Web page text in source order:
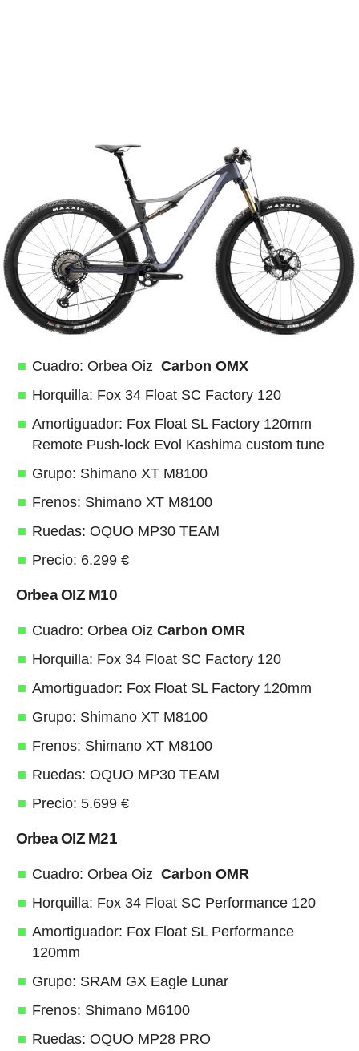
Cuadro: Orbea Oiz Carbon OMX
Horquilla: Fox 34 Float SC Factory 120
Amortiguador: Fox Float SL Factory 120mm
Remote Push-lock Evol Kashima custom tune
Grupo: Shimano XT M8100
Frenos: Shimano XT M8100
Ruedas: OQUO MP30 TEAM
Precio: 6.299 €
Orbea OIZ M10
Cuadro: Orbea Oiz Carbon OMR
Horquilla: Fox 34 Float SC Factory 120
Amortiguador: Fox Float SL Factory 120mm
Grupo: Shimano XT M8100
Frenos: Shimano XT M8100
Ruedas: OQUO MP30 TEAM
Precio: 5.699 €
Orbea OIZ M21
Cuadro: Orbea Oiz Carbon OMR
Horquilla: Fox 34 Float SC Performance 120
Amortiguador: Fox Float SL Performance
120mm
Grupo: SRAM GX Eagle Lunar
Frenos: Shimano M6100
Ruedas: OQUO MP28 PRO